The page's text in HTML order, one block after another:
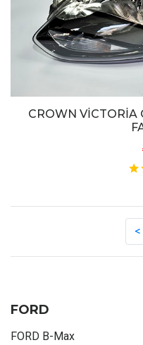
CROWN VİCTORİA
FORD
FORD B-Max